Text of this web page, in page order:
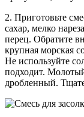
2. Приготовьте
сахар, мелко
перец. Обратите
крупная морская
Не используйте
подходит.
дробленный.